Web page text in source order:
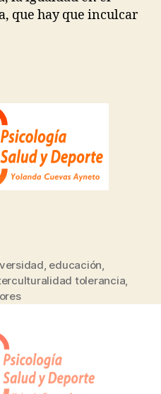
que hay que inculcar
, educación,
tolerancia,